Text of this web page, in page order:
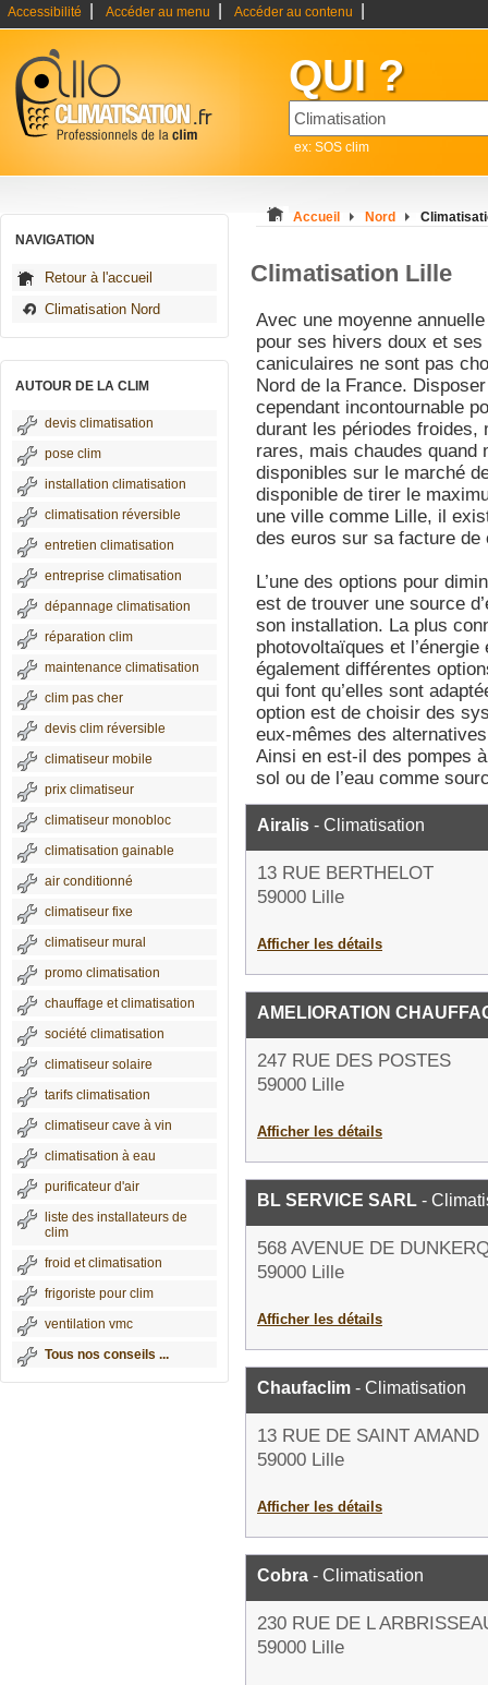
Accessibilité Accéder au menu Accéder au contenu
QUI ?
ex: SOS clim
NAVIGATION
Retour à l'accueil
Climatisation Nord
AUTOUR DE LA CLIM
devis climatisation
pose clim
installation climatisation
climatisation réversible
entretien climatisation
entreprise climatisation
dépannage climatisation
réparation clim
maintenance climatisation
clim pas cher
devis clim réversible
climatiseur mobile
prix climatiseur
climatiseur monobloc
climatisation gainable
air conditionné
climatiseur fixe
climatiseur mural
promo climatisation
chauffage et climatisation
société climatisation
climatiseur solaire
tarifs climatisation
climatiseur cave à vin
climatisation à eau
purificateur d'air
liste des installateurs de
clim
froid et climatisation
frigoriste pour clim
ventilation vmc
Tous nos conseils ...
Accueil Nord
Climatisation Lille
Avec une moyenne
pour ses hivers doux et
caniculaires ne sont pas
Nord de la France.
cependant incontournable
durant les périodes froides,
rares, mais chaudes quand
disponibles sur le marché
disponible de tirer le
une ville comme Lille, il
des euros sur sa facture de
L’une des options pour
est de trouver une source
son installation. La plus
photovoltaïques et
également différentes
qui font qu’elles sont
option est de choisir des
eux-mêmes des
Ainsi en est-il des pompes
sol ou de l’eau comme
Airalis - Climatisation
13 RUE BERTHELOT
59000 Lille
Afficher les détails
AMELIORATION
247 RUE DES POSTES
59000 Lille
Afficher les détails
BL SERVICE SARL -
568 AVENUE DE
59000 Lille
Afficher les détails
Chaufaclim - Climatisation
13 RUE DE SAINT AMAND
59000 Lille
Afficher les détails
Cobra - Climatisation
230 RUE DE L
59000 Lille